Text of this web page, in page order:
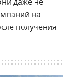
на
получения